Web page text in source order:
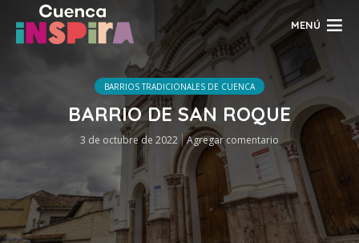
MENÚ
BARRIOS TRADICIONALES DE CUENCA
BARRIO DE SAN ROQUE
3 de octubre de 2022 Agregar comentario